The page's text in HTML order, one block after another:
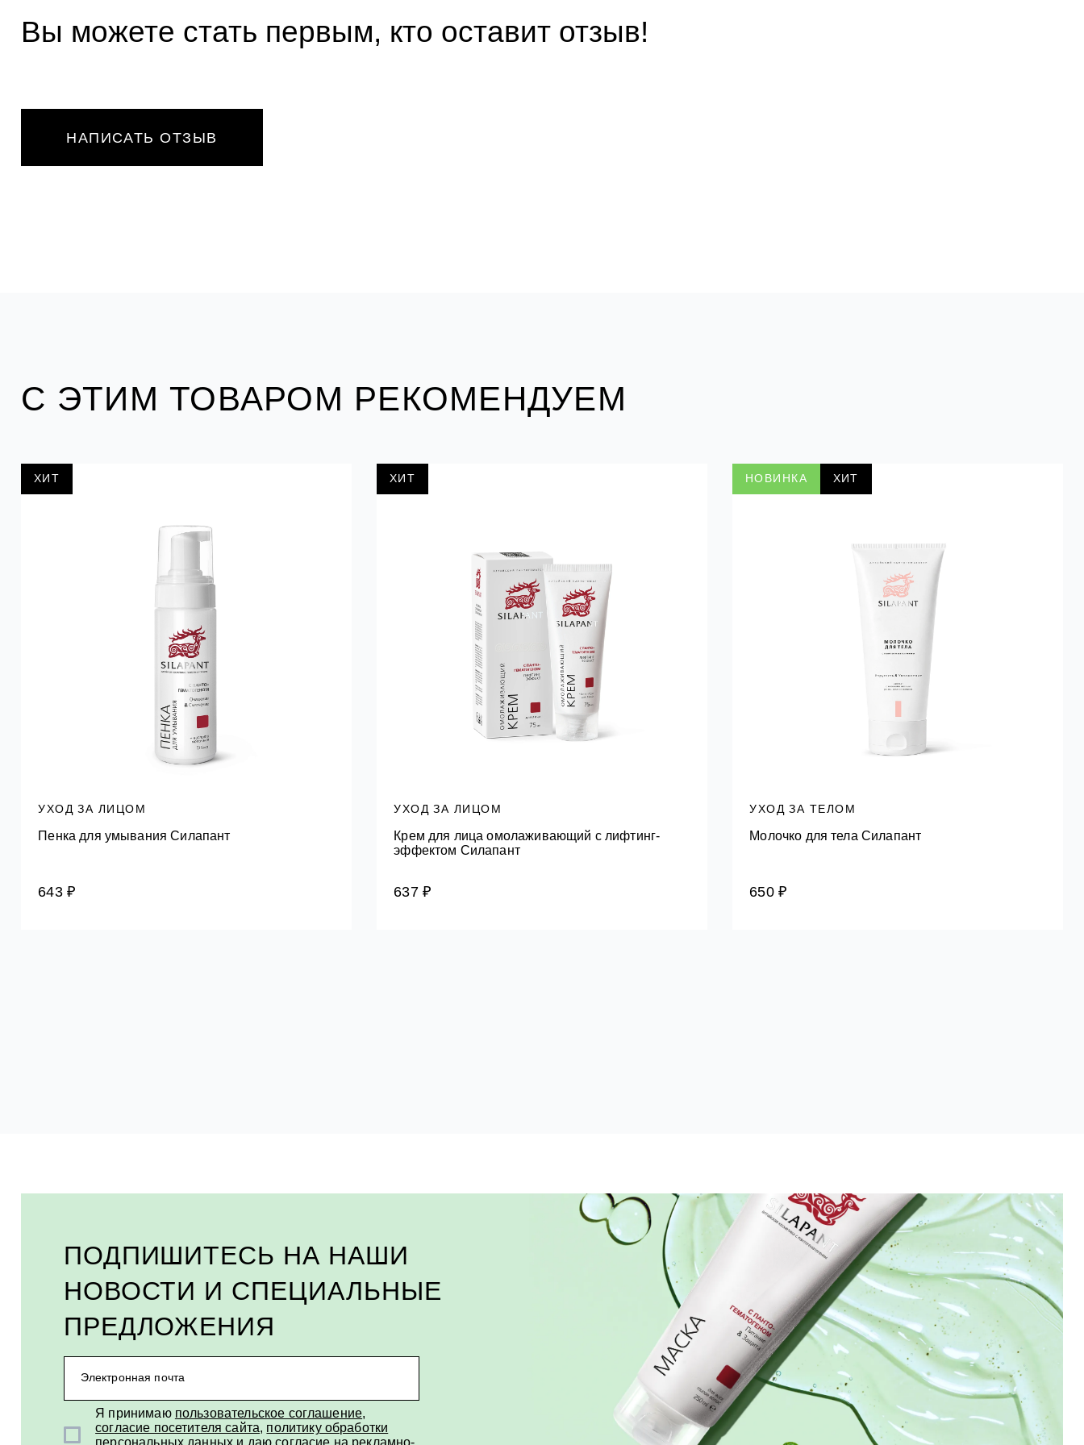
Вы можете стать первым, кто оставит отзыв!
НАПИСАТЬ ОТЗЫВ
С ЭТИМ ТОВАРОМ РЕКОМЕНДУЕМ
ХИТ
УХОД ЗА ЛИЦОМ
Пенка для умывания Силапант
643 ₽
ХИТ
УХОД ЗА ЛИЦОМ
Крем для лица омолаживающий с лифтинг-
эффектом Силапант
637 ₽
НОВИНКА ХИТ
УХОД ЗА ТЕЛОМ
Молочко для тела Силапант
650 ₽
ПОДПИШИТЕСЬ НА НАШИ
НОВОСТИ И СПЕЦИАЛЬНЫЕ
ПРЕДЛОЖЕНИЯ
Электронная почта
Я принимаю пользовательское соглашение,
согласие посетителя сайта, политику обработки
персональных данных и даю согласие на рекламно-